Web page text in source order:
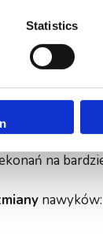
Statistics
(np. ataki
która może
na
nawyków: